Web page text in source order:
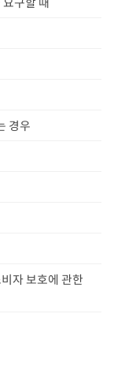
경우
자 보호에 관한